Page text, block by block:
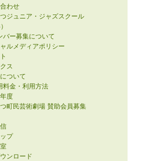
わせ
ジュニア・ジャズスクール
バー募集について
ルメディアポリシー
ス
ついて
料金・利用方法
度
町民芸術劇場 賛助会員募集
プ
ンロード